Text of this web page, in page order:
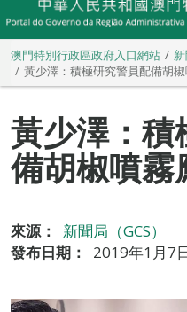
澳門特別行政區政府入口網站
黃少澤：積極研究警員配備胡
黃少澤：積
備胡椒噴霧
來源：
新聞局（GCS）
發布日期：
2019年1月7